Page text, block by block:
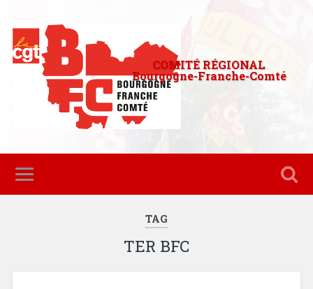
COMITÉ RÉGIONAL
Bourgogne-Franche-Comté
TAG
TER BFC